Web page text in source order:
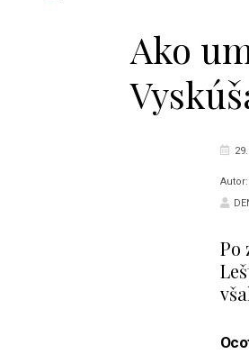
Ako
Autor:
Po